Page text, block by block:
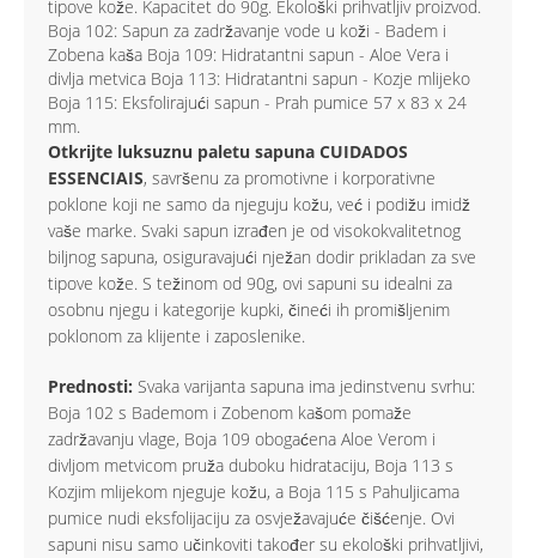
tipove kože. Kapacitet do 90g. Ekološki prihvatljiv proizvod.
Boja 102: Sapun za zadržavanje vode u koži - Badem i
Zobena kaša Boja 109: Hidratantni sapun - Aloe Vera i
divlja metvica Boja 113: Hidratantni sapun - Kozje mlijeko
Boja 115: Eksfolirajući sapun - Prah pumice 57 x 83 x 24
mm.
Otkrijte luksuznu paletu sapuna CUIDADOS
ESSENCIAIS, savršenu za promotivne i korporativne
poklone koji ne samo da njeguju kožu, već i podižu imidž
vaše marke. Svaki sapun izrađen je od visokokvalitetnog
biljnog sapuna, osiguravajući nježan dodir prikladan za sve
tipove kože. S težinom od 90g, ovi sapuni su idealni za
osobnu njegu i kategorije kupki, čineći ih promišljenim
poklonom za klijente i zaposlenike.
Prednosti: Svaka varijanta sapuna ima jedinstvenu svrhu:
Boja 102 s Bademom i Zobenom kašom pomaže
zadržavanju vlage, Boja 109 obogaćena Aloe Verom i
divljom metvicom pruža duboku hidrataciju, Boja 113 s
Kozjim mlijekom njeguje kožu, a Boja 115 s Pahuljicama
pumice nudi eksfolijaciju za osvježavajuće čišćenje. Ovi
sapuni nisu samo učinkoviti također su ekološki prihvatljivi,